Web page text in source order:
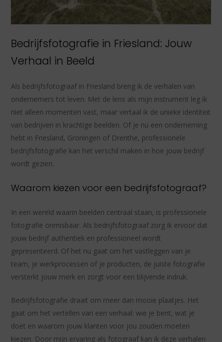
Bedrijfsfotografie in Friesland: Jouw
Verhaal in Beeld
Als bedrijfsfotograaf in Friesland breng ik de verhalen van
ondernemers tot leven. Met de lens als mijn instrument leg ik
niet alleen momenten vast, maar vertaal ik de unieke identiteit
van bedrijven in krachtige beelden. Of je nu een onderneming
hebt in Friesland, Groningen of Drenthe, professionele
bedrijfsfotografie kan het verschil maken in hoe jouw bedrijf
wordt gezien.
Waarom kiezen voor een bedrijfsfotograaf?
In een wereld waarin beelden centraal staan, is professionele
fotografie onmisbaar. Als bedrijfsfotograaf zorg ik ervoor dat
jouw bedrijf authentiek en professioneel wordt
gepresenteerd. Of het nu gaat om het vastleggen van je
team, je werkprocessen of je producten, de juiste fotografie
versterkt jouw merk en zorgt voor een blijvende indruk.
Bedrijfsfotografie draait om meer dan mooie plaatjes. Het
gaat om het vertellen van een verhaal: wie je bent, wat je
doet en waarom jouw klanten voor jou zouden moeten
kiezen. Door mijn ervaring als fotograaf kan ik deze verhalen